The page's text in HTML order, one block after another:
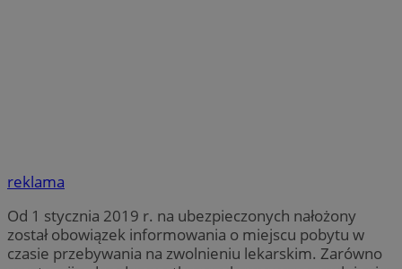
reklama
Od 1 stycznia 2019 r. na ubezpieczonych nałożony
został obowiązek informowania o miejscu pobytu w
czasie przebywania na zwolnieniu lekarskim. Zarówno